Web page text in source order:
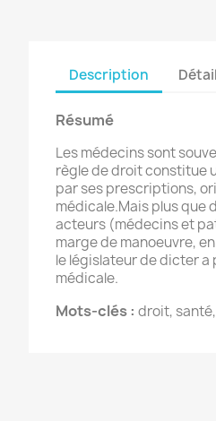
Description
Résumé
Les médecins sont
règle de droit constitue
par ses prescriptions,
médicale.Mais plus que
acteurs (médecins et
marge de manoeuvre,
le législateur de dicter a
médicale.
Mots-clés : droit,